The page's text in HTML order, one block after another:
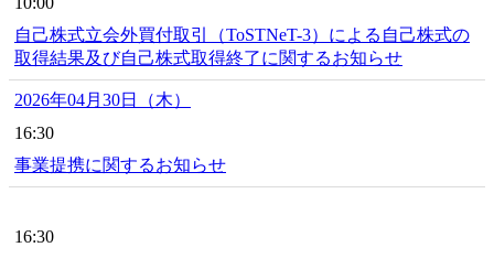
自己株式立会外買付取引（ToSTNeT-3）による自己株式の
取得結果及び自己株式取得終了に関するお知らせ
2026年04月30日（木）
16:30
事業提携に関するお知らせ
16:30